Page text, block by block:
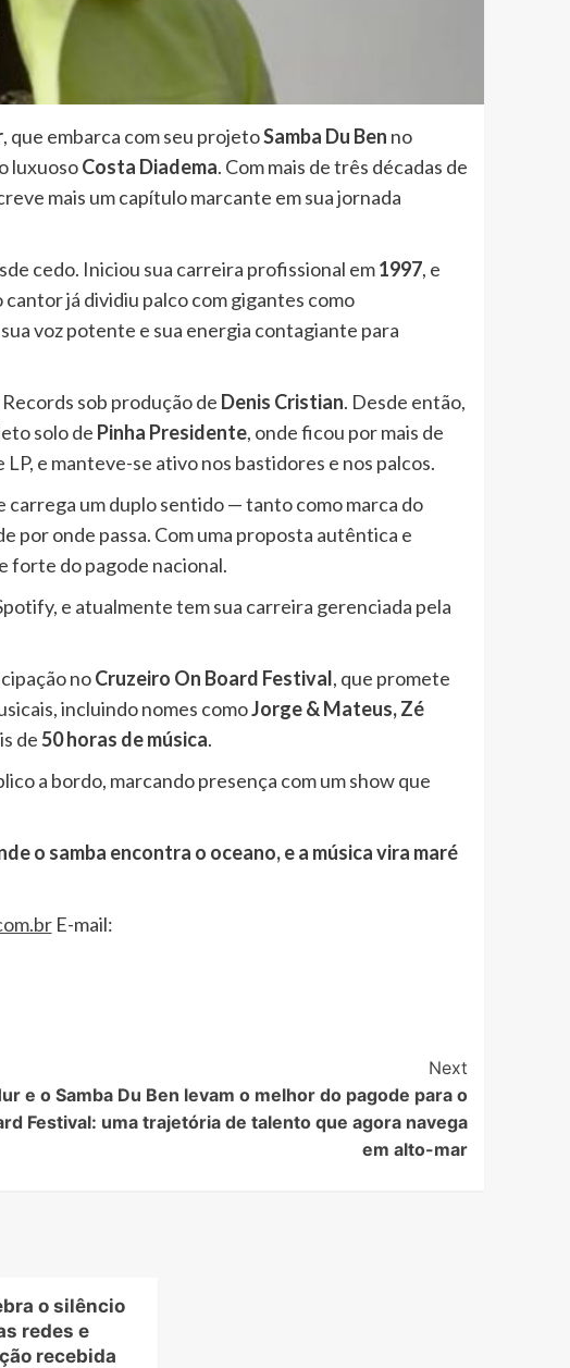
, que embarca com seu projetoSamba Du Ben no
luxuosoCosta Diadema. Com mais de três décadas de
mais um capítulo marcante em sua jornada
cedo. Iniciou sua carreira profissional em1997, e
já dividiu palco com gigantes como
voz potente e sua energia contagiante para
sob produção de Denis Cristian. Desde então,
solo de Pinha Presidente, onde ficou por mais de
LP, e manteve-se ativo nos bastidores e nos palcos.
carrega um duplo sentido — tanto como marca do
por onde passa. Com uma proposta autêntica e
forte do pagode nacional.
e atualmente tem sua carreira gerenciada pela
noCruzeiro On Board Festival, que promete
incluindo nomes comoJorge & Mateus, Zé
de50 horas de música.
a bordo, marcando presença com um show que
o samba encontra o oceano, e a música vira maré
E-mail:
Next
e o Samba Du Ben levam o melhor do pagode para o
Festival: uma trajetória de talento que agora navega
em alto-mar
o silêncio
redes e
recebida